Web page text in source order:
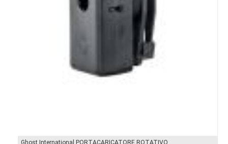
Ghost International PORTACARICATORE ROTATIVO